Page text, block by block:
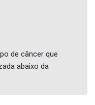
de câncer que
abaixo da